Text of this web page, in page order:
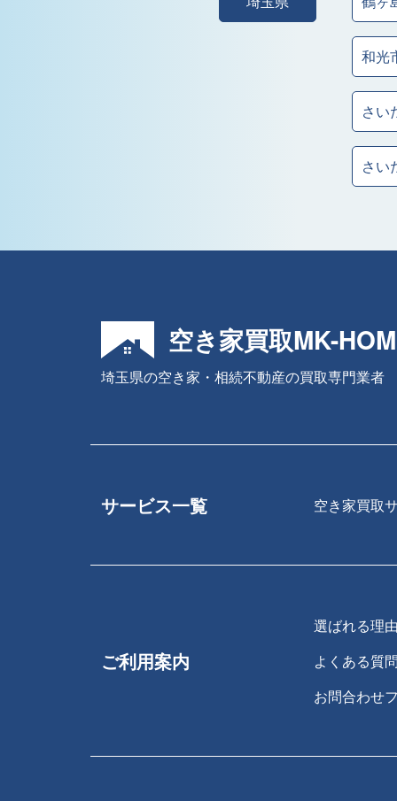
和光
さい
さい
空き家買取MK-
埼玉県の空き家・相続不動産の買取専門業者
サービス一覧 空き家買取
ご利用案内
選ばれる理
よくある質
お問合わせ